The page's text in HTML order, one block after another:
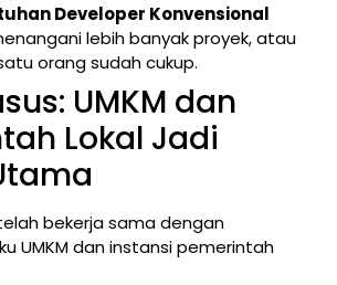
Developer Konvensional
lebih banyak proyek, atau
orang sudah cukup.
UMKM dan
Lokal Jadi
bekerja sama dengan
UMKM dan instansi pemerintah